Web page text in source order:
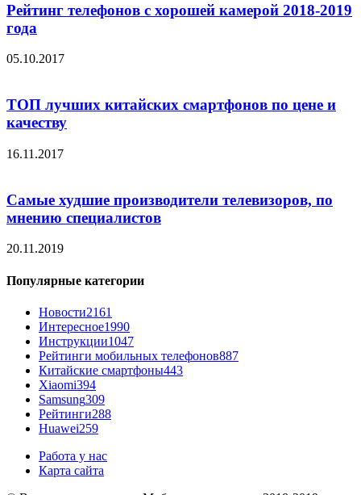
Рейтинг телефонов с хорошей камерой 2018-2019
года
05.10.2017
ТОП лучших китайских смартфонов по цене и
качеству
16.11.2017
Самые худшие производители телевизоров, по
мнению специалистов
20.11.2019
Популярные категории
Новости2161
Интересное1990
Инструкции1047
Рейтинги мобильных телефонов887
Китайские смартфоны443
Xiaomi394
Samsung309
Рейтинги288
Huawei259
Работа у нас
Карта сайта